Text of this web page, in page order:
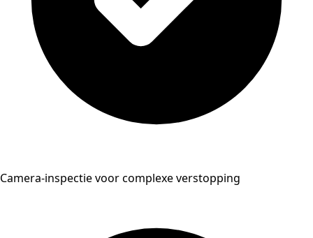
Camera-inspectie voor complexe verstopping